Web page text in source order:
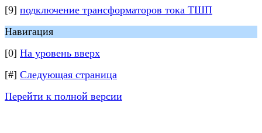
[9] подключение трансформаторов тока ТШП
Навигация
[0] На уровень вверх
[#] Следующая страница
Перейти к полной версии